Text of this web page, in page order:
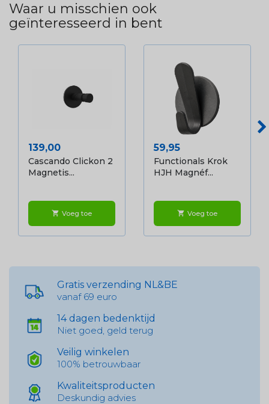
Waar u misschien ook
geïnteresseerd in bent
Prijs
139,00
Cascando Clickon 2
Magnetis...
shopping_cart Voeg toe
Prijs
59,95
Functionals Krok
HJH Magnéf...
shopping_cart Voeg toe
Gratis verzending NL&BE
vanaf 69 euro
14 dagen bedenktijd
Niet goed, geld terug
Veilig winkelen
100% betrouwbaar
Kwaliteitsproducten
Deskundig advies